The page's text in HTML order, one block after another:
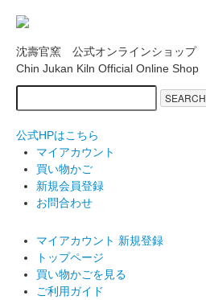
沈壽官窯 公式オンラインショップ
Chin Jukan Kiln Official Online Shop
SEARCH
公式HPはこちら
マイアカウント
買い物かご
新規会員登録
お問合わせ
マイアカウント 新規登録
トップページ
買い物かごを見る
ご利用ガイド